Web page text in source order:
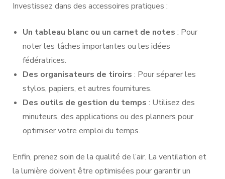
Investissez dans des accessoires pratiques :
Un tableau blanc ou un carnet de notes : Pour
noter les tâches importantes ou les idées
fédératrices.
Des organisateurs de tiroirs : Pour séparer les
stylos, papiers, et autres fournitures.
Des outils de gestion du temps : Utilisez des
minuteurs, des applications ou des planners pour
optimiser votre emploi du temps.
Enfin, prenez soin de la qualité de l’air. La ventilation et
la lumière doivent être optimisées pour garantir un